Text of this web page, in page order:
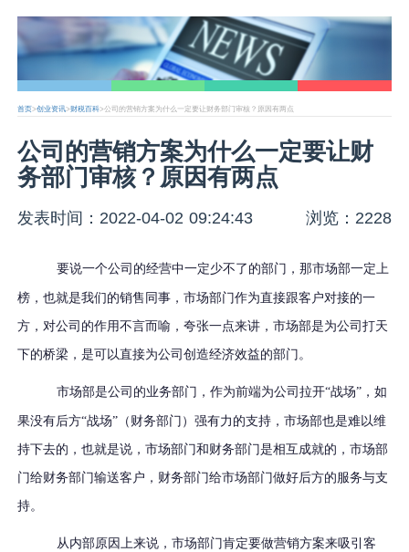
首页>创业资讯>财税百科>公司的营销方案为什么一定要让财务部门审核？原因有两点
公司的营销方案为什么一定要让财
务部门审核？原因有两点
发表时间：2022-04-02 09:24:43 浏览：2228
要说一个公司的经营中一定少不了 的部门，那市场部一定上
榜，也就是我们的销售同事，市场部门作为直接跟客户对接的一
方，对公司的作用不言而喻，夸张一点来讲，市场部是为公司打天
下的桥梁，是可以直接为公司创造经济效益的部门。
市场部是公司的业务部门 ，作为前端为公司拉开“战场”，如
果没有后方“战场”（财务部门）强有力的支持，市场部也是难以维
持下去的，也就是说，市场部门和财务部门是相互成就的，市场部
门给财务部门输送客户，财务部门给市场部门做好后方的服务与支
持。
从内部原因上来说，市场部门肯定要做营销方案来吸引客